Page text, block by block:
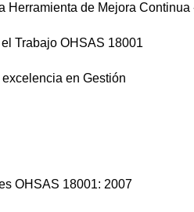
Herramienta de Mejora Continua
Trabajo OHSAS 18001
en Gestión
OHSAS 18001: 2007